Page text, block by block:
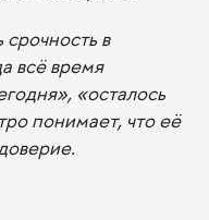
в
всё время
«осталось
понимает, что её